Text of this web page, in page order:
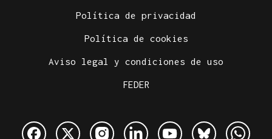
Política de privacidad
Política de cookies
Aviso legal y condiciones de uso
FEDER